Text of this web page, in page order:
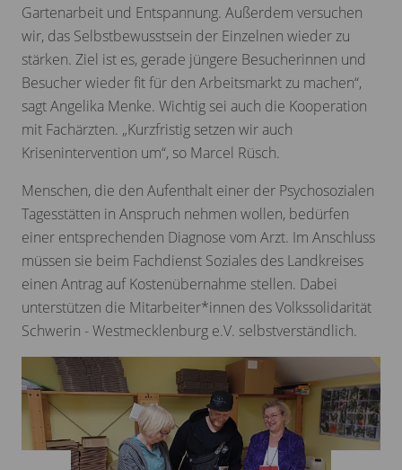
Gartenarbeit und Entspannung. Außerdem versuchen
wir, das Selbstbewusstsein der Einzelnen wieder zu
stärken. Ziel ist es, gerade jüngere Besucherinnen und
Besucher wieder fit für den Arbeitsmarkt zu machen“,
sagt Angelika Menke. Wichtig sei auch die Kooperation
mit Fachärzten. „Kurzfristig setzen wir auch
Krisenintervention um“, so Marcel Rüsch.
Menschen, die den Aufenthalt einer der Psychosozialen
Tagesstätten in Anspruch nehmen wollen, bedürfen
einer entsprechenden Diagnose vom Arzt. Im Anschluss
müssen sie beim Fachdienst Soziales des Landkreises
einen Antrag auf Kostenübernahme stellen. Dabei
unterstützen die Mitarbeiter*innen des Volkssolidarität
Schwerin - Westmecklenburg e.V. selbstverständlich.